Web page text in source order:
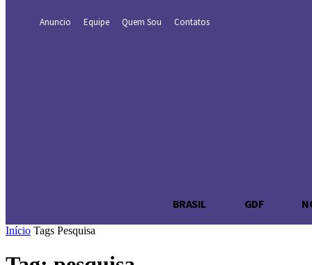
Anuncio
Equipe Quem Sou Contatos
BRASIL GDF
Início Tags Pesquisa